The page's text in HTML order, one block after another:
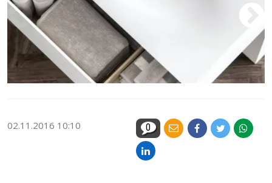
02.11.2016 10:10 0